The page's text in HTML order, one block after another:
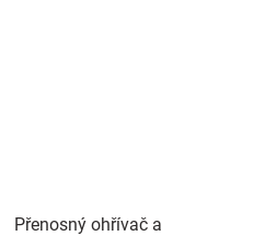
Přenosný ohřívač a